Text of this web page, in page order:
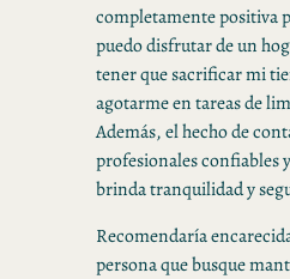
completamente positiva
puedo disfrutar de un
tener que sacrificar mi
agotarme en tareas de
Además, el hecho de
profesionales confiables
brinda tranquilidad y
Recomendaría
persona que busque